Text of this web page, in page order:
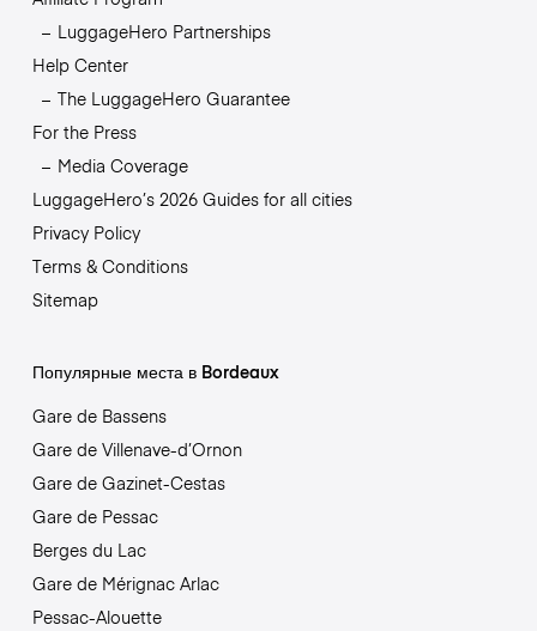
LuggageHero Partnerships
Help Center
The LuggageHero Guarantee
For the Press
Media Coverage
LuggageHero’s 2026 Guides for all cities
Privacy Policy
Terms & Conditions
Sitemap
Популярные места в Bordeaux
Gare de Bassens
Gare de Villenave-d’Ornon
Gare de Gazinet-Cestas
Gare de Pessac
Berges du Lac
Gare de Mérignac Arlac
Pessac-Alouette